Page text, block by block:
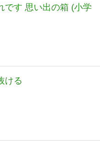
です 思い出の箱 (小学
ける